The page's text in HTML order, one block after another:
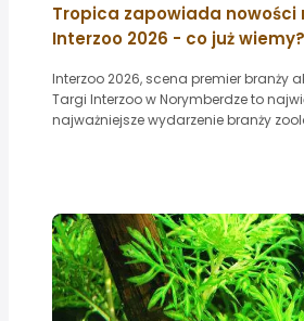
Tropica zapowiada
Interzoo 2026 - co już wiemy?
Interzoo 2026, scena premier branży
Targi Interzoo w Norymberdze to
najważniejsze wydarzenie branży